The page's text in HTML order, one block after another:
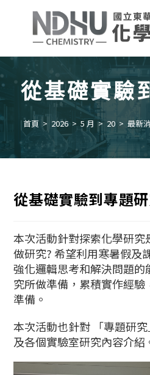
從基礎實驗
首頁 > 2026 > 5 月 > 20 > 最新
從基礎實驗到專題
本次活動針對探索化學研究
做研究? 希望利用寒暑假及
強化邏輯思考和解決問題
究所做準備，累積實作經
準備。
本次活動也針對 「專題研
及各個實驗室研究內容介紹